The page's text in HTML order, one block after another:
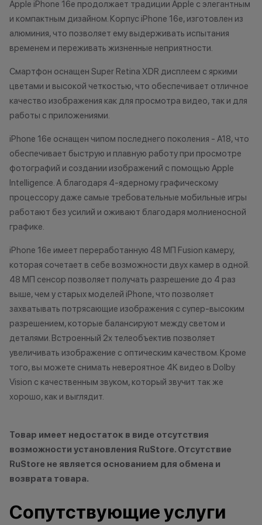
исключительно информационный
характер.
•Организатор (продавец) имеет
право отказать в заключении
причинам (отсутствие товара,
нарушение правил акции, иные
обоснованные причины).
•Организатор (продавец) на свое
изменить условия акции в
одностороннем порядке.
*Акции и
*Данная акция
характер.
•Организатор
причинам
нарушение
обоснованные
•Организатор
усмотрение
изменить
Apple iPhone 16e продолжает традиции Apple с элегантным
и компактным дизайном. Корпус iPhone 16e, изготовлен из
алюминия, что позволяет ему выдерживать испытания
временем и переживать жизненные неприятности.
Смартфон оснащен Super Retina XDR дисплеем с яркими
цветами и высокой четкостью, что обеспечивает отличное
качество изображения как для просмотра видео, так и для
работы с приложениями.
iPhone 16e оснащен чипом последнего поколения - A18, что
обеспечивает быструю и плавную работу при просмотре
фотографий и создании изображений с помощью Apple
Intelligence. А благодаря 4-ядерному графическому
процессору даже самые требовательные мобильные игры
работают без усилий и оживают благодаря молниеносной
графике.
iPhone 16e имеет переработанную 48 МП Fusion камеру,
которая сочетает в себе возможности двух камер в одной.
48 МП сенсор позволяет получать разрешение до 4 раз
выше, чем у старых моделей iPhone, что позволяет
захватывать потрясающие изображения с супер-высоким
разрешением, которые балансируют между светом и
деталями. Встроенный 2x телеобъектив позволяет
увеличивать изображение с оптическим качеством. Кроме
того, вы можете снимать невероятное 4K видео в Dolby
Vision с качественным звуком, который звучит так же
хорошо, как и выглядит.
Товар имеет недостаток в виде отсутствия
возможности установления RuStore. Отсутствие
RuStore не является основанием для обмена и
возврата товара.
Сопутствующие услуги